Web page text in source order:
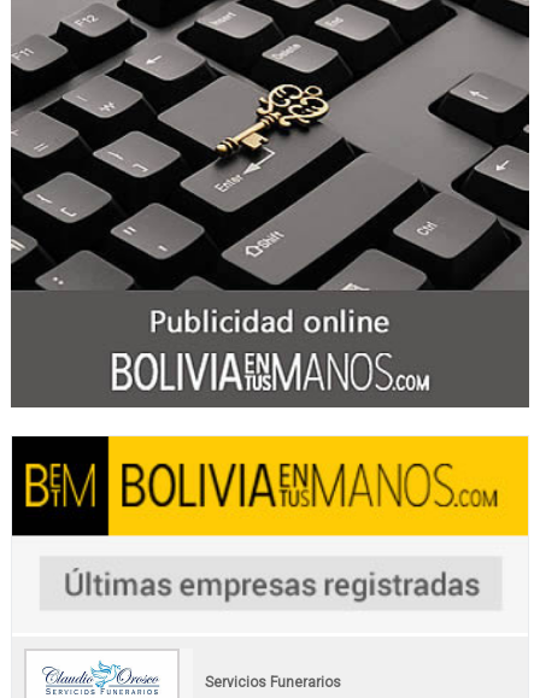
Servicios Funerarios